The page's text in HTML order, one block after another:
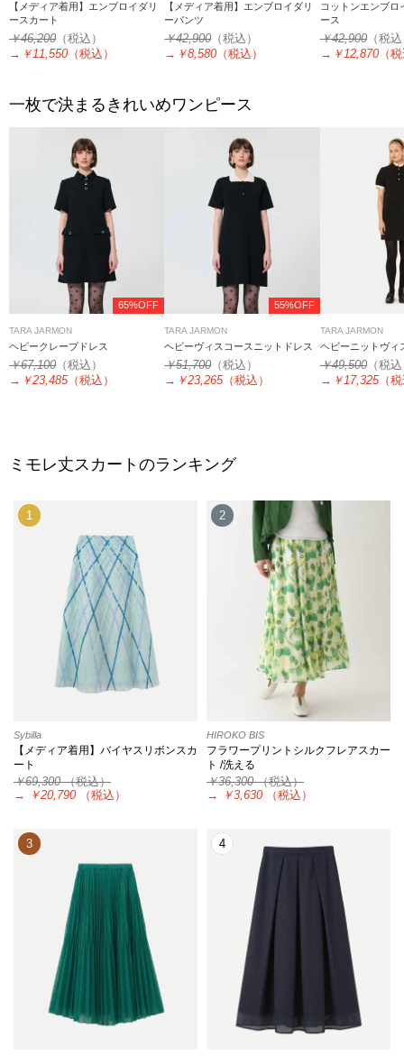
【メディア着用】エンブロイダリ
ースカート
￥46,200 （税込）
→ ￥11,550 （税込）
【メディア着用】エンブロイダリ
ーパンツ
￥42,900（税込）
→ ￥8,580 （税込）
コットンエンブロ
ース
￥42,900（税
→ ￥12,870（
一枚で決まるきれいめワンピース
65%OFF
TARA JARMON
ヘビークレープドレス
￥67,100 （税込）
→ ￥23,485（税込）
55%OFF
TARA JARMON
ヘビーヴィスコースニットドレス
￥51,700（税込）
→ ￥23,265（税込）
TARA JARMON
ヘビーニットヴィ
￥49,500（税
→ ￥17,325（
ミモレ丈スカートのランキング
1
Sybilla
【メディア着用】バイヤスリボンスカ
ート
￥69,300（税込）
→
￥20,790 （税込）
2
HIROKO BIS
フラワープリントシルクフレアスカー
ト /洗える
￥36,300（税込）
→
￥3,630 （税込）
3 4